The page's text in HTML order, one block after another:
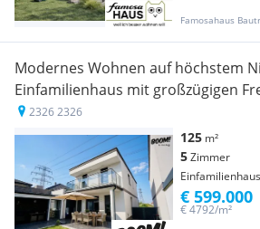
Famosahaus
Modernes Wohnen auf höchstem
Einfamilienhaus mit großzügigen
Lanzendorf bei Wien
2326 2326
125 m²
5Zimmer
Einfamilienhaus
€ 4792/m²
€ 599.000